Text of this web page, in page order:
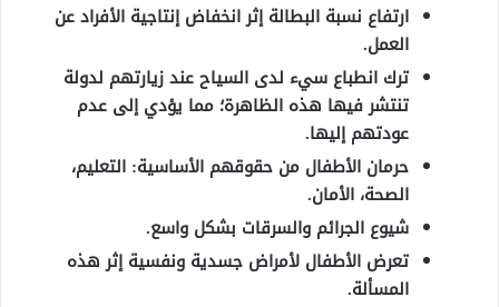
ارتفاع نسبة البطالة إثر انخفاض إنتاجية الأفراد عن
العمل.
ترك انطباع سيء لدى السياح عند زيارتهم لدولة
تنتشر فيها هذه الظاهرة؛ مما يؤدي إلى عدم
عودتهم إليها.
حرمان الأطفال من حقوقهم الأساسية: التعليم،
الصحة، الأمان.
شيوع الجرائم والسرقات بشكل واسع.
تعرض الأطفال لأمراض جسدية ونفسية إثر هذه
المسألة.